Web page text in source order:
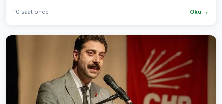
10 saat önce Oku →